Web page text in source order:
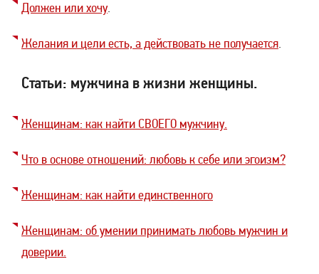
Должен или хочу.
Желания и цели есть, а действовать не получается
Статьи: мужчина в жизни женщины.
Женщинам: как найти СВОЕГО мужчину.
Что в основе отношений: любовь к себе или эгоизм?
Женщинам: как найти единственного
Женщинам: об умении принимать любовь мужчин и
доверии.